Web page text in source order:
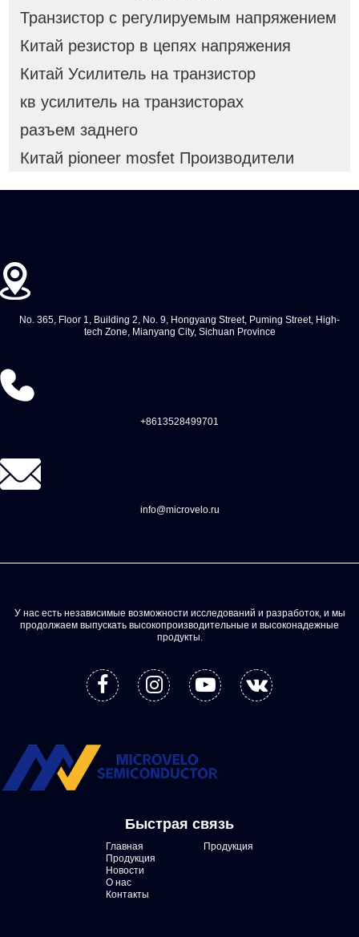
Транзистор с регулируемым напряжением
Китай резистор в цепях напряжения
Китай Усилитель на транзистор
кв усилитель на транзисторах
разъем заднего
Китай pioneer mosfet Производители
No. 365, Floor 1, Building 2, No. 9, Hongyang Street, Puming Street, High-
tech Zone, Mianyang City, Sichuan Province
+8613528499701
info@microvelo.ru
У нас есть независимые возможности исследований и разработок, и мы
продолжаем выпускать высокопроизводительные и высоконадежные
продукты.
Быстрая связь
Главная
Продукция
Новости
О нас
Контакты
Продукция